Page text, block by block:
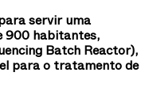
servir uma
900 habitantes,
Batch Reactor),
para o tratamento de